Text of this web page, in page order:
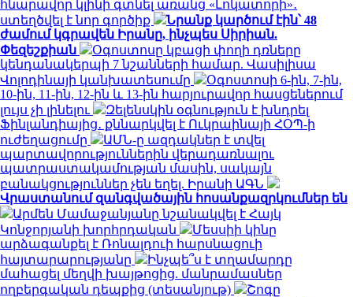
հնարավոր կլինի գտնել առանց «Լոկատորի»․
ստեղծվել է նոր գործիք
Նրանք կարծում էին՝ 48
ժամում կգրավեն Իրանը, ինչպես Սիրիան.
Փեզեշքիան
Օգոստոսը կբացի փողի դռները
կենդանակերպի 7 նշանների համար. Վասիլիսա
Վոլոդինայի կանխատեսումը
Օգոստոսի 6-ին, 7-ին,
10-ին, 11-ին, 12-ին և 13-ին հարյուրավոր հասցեներում
լույս չի լինելու
Զելենսկին օգնություն է խնդրել
Ֆինլանդիայից․ քննարկվել է Ուկրաինայի ՀՕՊ-ի
ուժեղացումը
ԱՄՆ-ը ազդակներ է տվել
պարտավորություններին վերադառնալու
պատրաստակամության մասին, սակայն
բանակցություններ չեն եղել. Իրանի ԱԳՆ
Վրաստանում զանգվածային հոսանքազրկումներ են
Արմեն Մամաջանյանը նշանակվել է Հայկ
Կոնջորյանի խորհրդական
Մեսսիի կինը
արձագանքել է Ռոնալդուի հարսնացուի
հայտարարությանը
Ինչպե՞ս է տղամարդը
մահացել մեղվի խայթոցից. մանրամասներ
ողբերգական դեպքից (տեսանյութ)
Շոգը